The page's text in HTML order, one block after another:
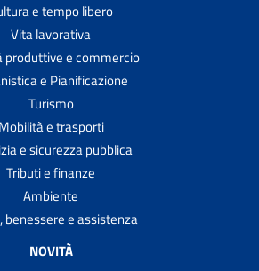
e tempo libero
Vita lavorativa
produttive e commercio
e Pianificazione
Turismo
Mobilità e trasporti
e sicurezza pubblica
Tributi e finanze
Ambiente
benessere e assistenza
NOVITÀ